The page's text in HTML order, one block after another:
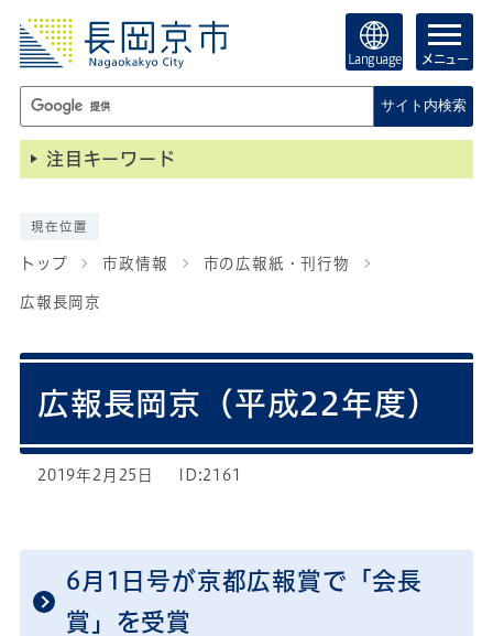
Language メニュー
サイト内検索
注目キーワード
現在位置
トップ 市政情報 市の広報紙・刊行物
広報長岡京
広報長岡京（平成22年度）
2019年2月25日 ID:2161
6月1日号が京都広報賞で「会長
賞」を受賞